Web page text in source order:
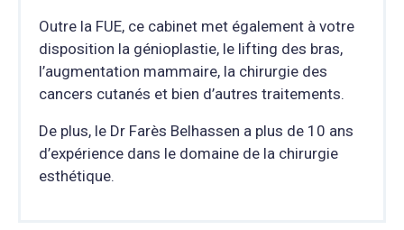
Outre la FUE, ce cabinet met également à votre
disposition la génioplastie, le lifting des bras,
l’augmentation mammaire, la chirurgie des
cancers cutanés et bien d’autres traitements.
De plus, le Dr Farès Belhassen a plus de 10 ans
d’expérience dans le domaine de la chirurgie
esthétique.